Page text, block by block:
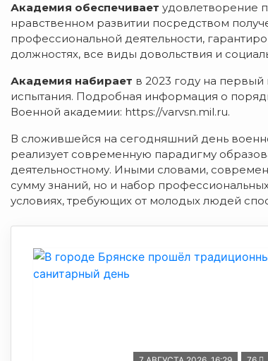
Академия обеспечивает удовлетворение
нравственном развитии посредством
профессиональной деятельности,
должностях, все виды довольствия и
Академия набирает в 2023 году на
испытания. Подробная информация о
Военной академии: https://varvsn.mil.ru.
В сложившейся на сегодняшний день
реализует современную парадигму
деятельностному. Иными словами,
сумму знаний, но и набор
условиях, требующих от молодых людей